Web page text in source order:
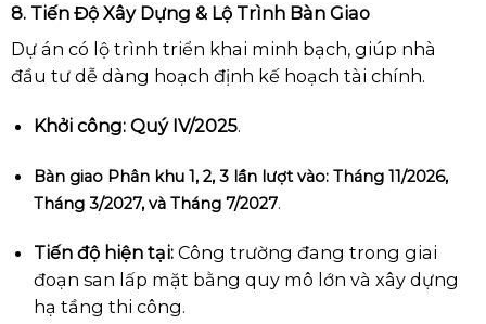
8. Tiến Độ Xây Dựng & Lộ Trình Bàn Giao
Dự án có lộ trình triển khai minh bạch, giúp nhà
đầu tư dễ dàng hoạch định kế hoạch tài chính.
Khởi công: Quý IV/2025.
Bàn giao Phân khu 1, 2, 3 lần lượt vào: Tháng 11/2026,
Tháng 3/2027, và Tháng 7/2027.
Tiến độ hiện tại:Công trường đang trong giai
đoạn san lấp mặt bằng quy mô lớn và xây dựng
hạ tầng thi công.